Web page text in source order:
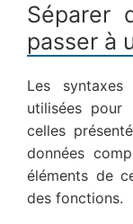
Séparer
passer à
Les syntaxes
utilisées pour
celles
données
éléments de
des fonctions.